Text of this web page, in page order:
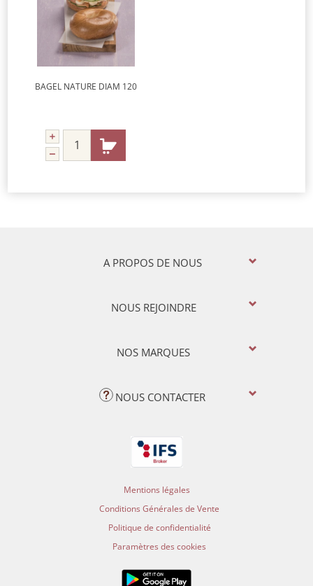
BAGEL NATURE DIAM 120
A PROPOS DE NOUS
NOUS REJOINDRE
NOS MARQUES
NOUS CONTACTER
Mentions légales
Conditions Générales de Vente
Politique de confidentialité
Paramètres des cookies